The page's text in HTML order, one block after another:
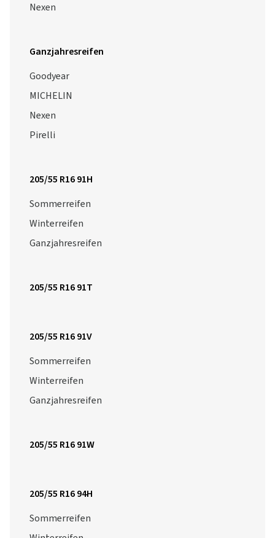
Nexen
Ganzjahresreifen
Goodyear
MICHELIN
Nexen
Pirelli
205/55 R16 91H
Sommerreifen
Winterreifen
Ganzjahresreifen
205/55 R16 91T
205/55 R16 91V
Sommerreifen
Winterreifen
Ganzjahresreifen
205/55 R16 91W
205/55 R16 94H
Sommerreifen